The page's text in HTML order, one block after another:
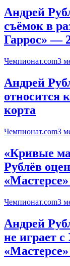
Андрей
съёмок в
Гаррос» —
Чемпионат.com3
Андрей
относится
корта
Чемпионат.com3
«Кривые
Рублёв
Чемпионат.com3
Андрей
не играет